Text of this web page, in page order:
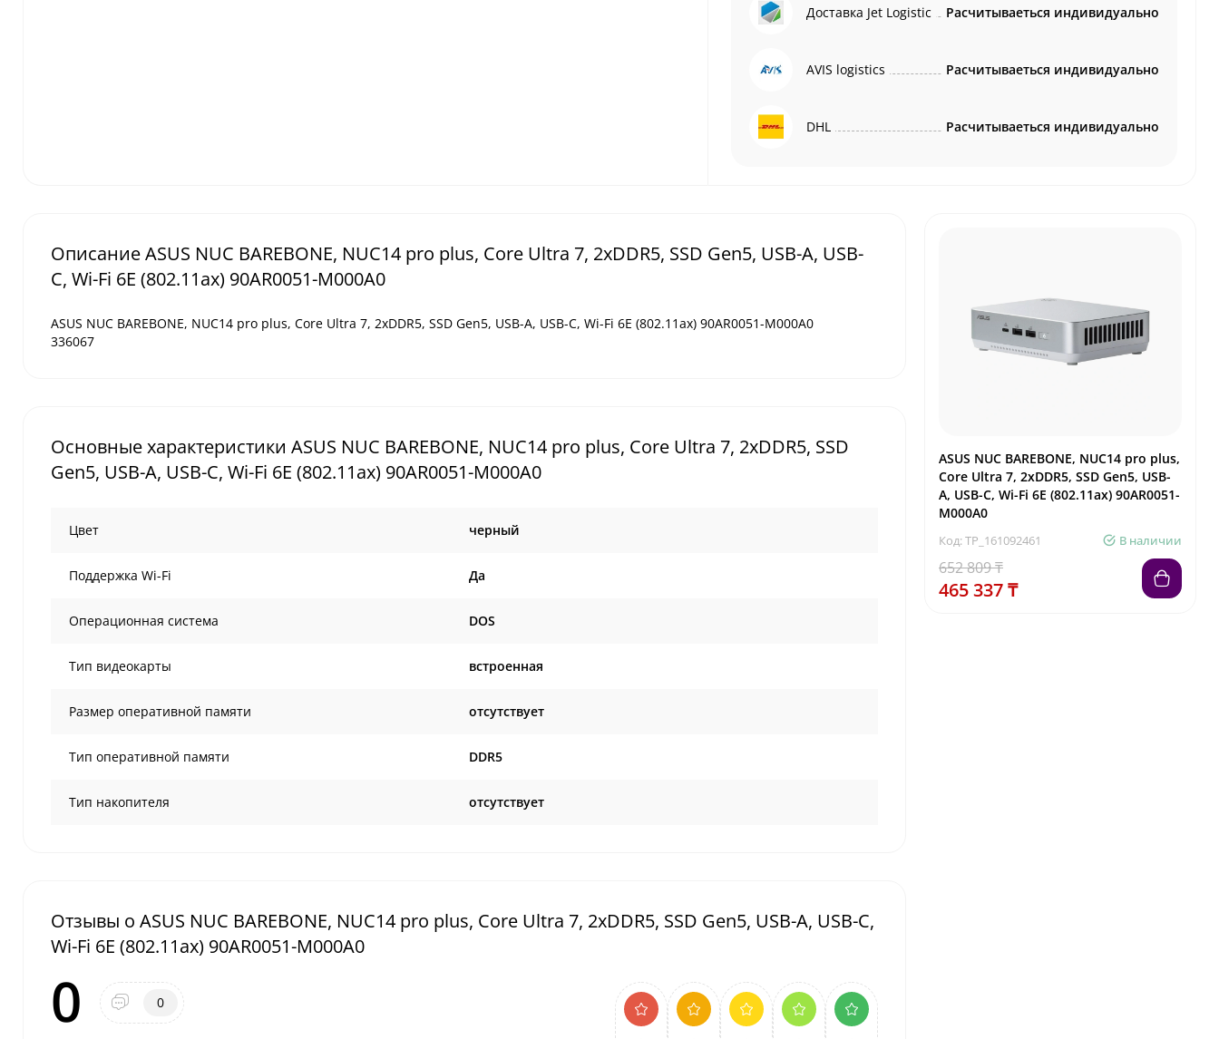
Доставка Jet Logistic Расчитываеться индивидуально
AVIS logistics Расчитываеться индивидуально
DHL Расчитываеться индивидуально
Описание ASUS NUC BAREBONE, NUC14 pro plus, Core Ultra 7, 2xDDR5, SSD Gen5, USB-A, USB-
C, Wi-Fi 6E (802.11ax) 90AR0051-M000A0
ASUS NUC BAREBONE, NUC14 pro plus, Core Ultra 7, 2xDDR5, SSD Gen5, USB-A, USB-C, Wi-Fi 6E (802.11ax) 90AR0051-M000A0
336067
Основные характеристики ASUS NUC BAREBONE, NUC14 pro plus, Core Ultra 7, 2xDDR5, SSD
Gen5, USB-A, USB-C, Wi-Fi 6E (802.11ax) 90AR0051-M000A0
Цвет черный
Поддержка Wi-Fi Да
Операционная система DOS
Тип видеокарты встроенная
Размер оперативной памяти отсутствует
Тип оперативной памяти DDR5
Тип накопителя отсутствует
Отзывы о ASUS NUC BAREBONE, NUC14 pro plus, Core Ultra 7, 2xDDR5, SSD Gen5, USB-A, USB-C,
Wi-Fi 6E (802.11ax) 90AR0051-M000A0
0 0
ASUS NUC BAREBONE, NUC14 pro plus,
Core Ultra 7, 2xDDR5, SSD Gen5, USB-
A, USB-C, Wi-Fi 6E (802.11ax) 90AR0051-
M000A0
Код: TP_161092461 В наличии
652 809 ₸
465 337 ₸